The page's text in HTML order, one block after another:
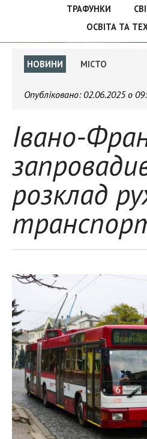
ТРАФУНКИ
ОСВІТА ТА
НОВИНИ МІСТО
Опубліковано: 02.06.2025 о
Івано-
розклад